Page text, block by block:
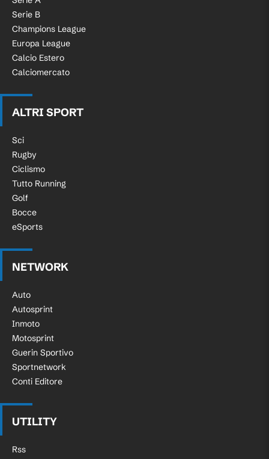
Serie B
Champions League
Europa League
Calcio Estero
Calciomercato
ALTRI SPORT
Sci
Rugby
Ciclismo
Tutto Running
Golf
Bocce
eSports
NETWORK
Auto
Autosprint
Inmoto
Motosprint
Guerin Sportivo
Sportnetwork
Conti Editore
UTILITY
Rss